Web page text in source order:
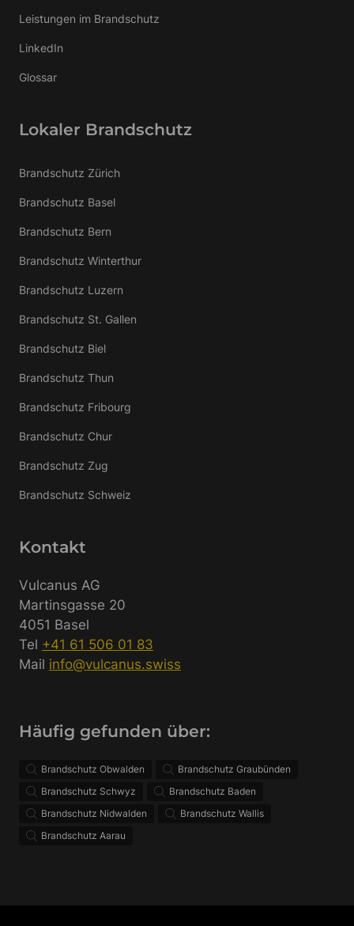
Leistungen im Brandschutz
LinkedIn
Glossar
Lokaler Brandschutz
Brandschutz Zürich
Brandschutz Basel
Brandschutz Bern
Brandschutz Winterthur
Brandschutz Luzern
Brandschutz St. Gallen
Brandschutz Biel
Brandschutz Thun
Brandschutz Fribourg
Brandschutz Chur
Brandschutz Zug
Brandschutz Schweiz
Kontakt
Vulcanus AG
Martinsgasse 20
4051 Basel
Tel +41 61 506 01 83
Mail info@vulcanus.swiss
Häufig gefunden über:
Brandschutz Obwalden
Brandschutz Graubünden
Brandschutz Schwyz
Brandschutz Baden
Brandschutz Nidwalden
Brandschutz Wallis
Brandschutz Aarau